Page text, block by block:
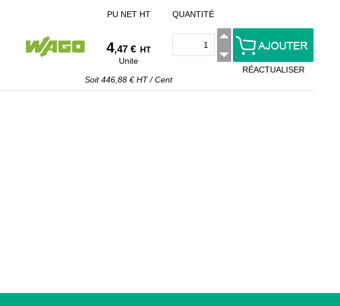
PU NET HT
4,47 € HT
Unite
Soit446,88 € HT/Cent
QUANTITÉ
RÉACTUALISER